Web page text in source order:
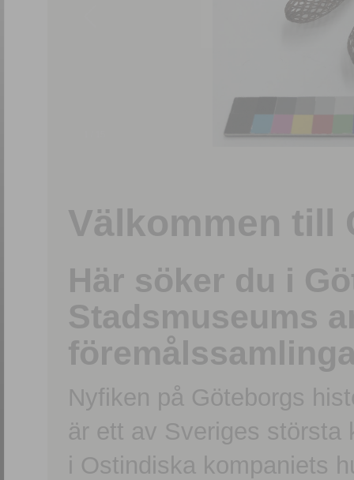
Välkommen till
Här söker du i
Stadsmuseums
Nyfiken på Göteborgs
är ett av Sveriges största
i Ostindiska kompaniets